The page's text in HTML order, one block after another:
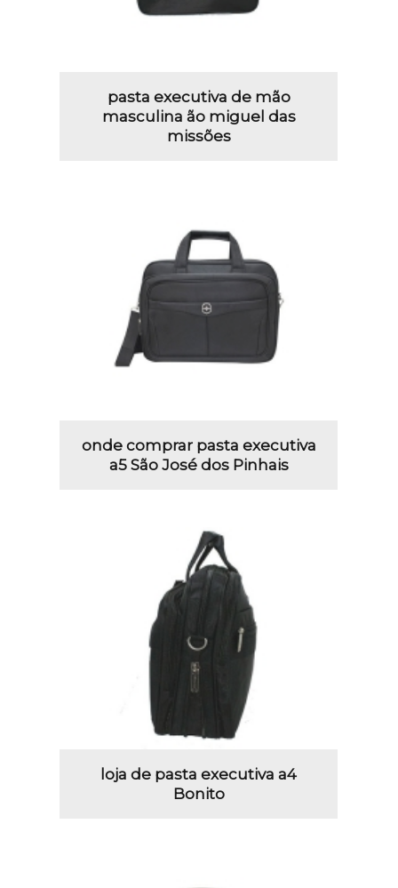
pasta executiva de mão
masculina ão miguel das
missões
onde comprar pasta executiva
a5 São José dos Pinhais
loja de pasta executiva a4
Bonito